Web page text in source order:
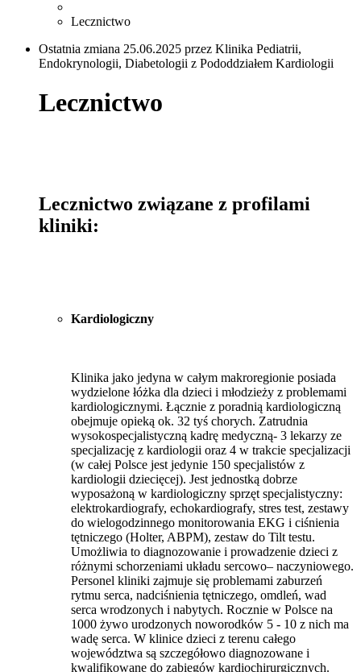
Lecznictwo
Ostatnia zmiana 25.06.2025 przez Klinika Pediatrii,
Endokrynologii, Diabetologii z Pododdziałem Kardiologii
Lecznictwo
Lecznictwo związane z profilami
kliniki:
Kardiologiczny
Klinika jako jedyna w całym makroregionie posiada
wydzielone łóżka dla dzieci i młodzieży z problemami
kardiologicznymi. Łącznie z poradnią kardiologiczną
obejmuje opieką ok. 32 tyś chorych. Zatrudnia
wysokospecjalistyczną kadrę medyczną- 3 lekarzy ze
specjalizację z kardiologii oraz 4 w trakcie specjalizacji
(w całej Polsce jest jedynie 150 specjalistów z
kardiologii dziecięcej). Jest jednostką dobrze
wyposażoną w kardiologiczny sprzęt specjalistyczny:
elektrokardiografy, echokardiografy, stres test, zestawy
do wielogodzinnego monitorowania EKG i ciśnienia
tętniczego (Holter, ABPM), zestaw do Tilt testu.
Umożliwia to diagnozowanie i prowadzenie dzieci z
różnymi schorzeniami układu sercowo– naczyniowego.
Personel kliniki zajmuje się problemami zaburzeń
rytmu serca, nadciśnienia tętniczego, omdleń, wad
serca wrodzonych i nabytych. Rocznie w Polsce na
1000 żywo urodzonych noworodków 5 - 10 z nich ma
wadę serca. W klinice dzieci z terenu całego
województwa są szczegółowo diagnozowane i
kwalifikowane do zabiegów kardiochirurgicznych.